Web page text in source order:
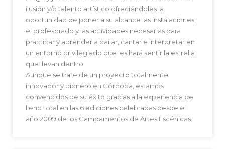
ilusión y/o talento artístico ofreciéndoles la
oportunidad de poner a su alcance las instalaciones,
el profesorado y las actividades necesarias para
practicar y aprender a bailar, cantar e interpretar en
un entorno privilegiado que les hará sentir la estrella
que llevan dentro.
Aunque se trate de un proyecto totalmente
innovador y pionero en Córdoba, estamos
convencidos de su éxito gracias a la experiencia de
lleno total en las 6 ediciones celebradas desde el
año 2009 de los Campamentos de Artes Escénicas.